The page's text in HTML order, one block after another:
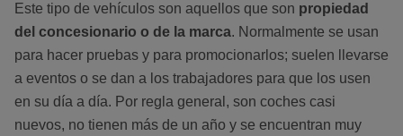
Este tipo de vehículos son aquellos que son propiedad
del concesionario o de la marca. Normalmente se usan
para hacer pruebas y para promocionarlos; suelen llevarse
a eventos o se dan a los trabajadores para que los usen
en su día a día. Por regla general, son coches casi
nuevos, no tienen más de un año y se encuentran muy